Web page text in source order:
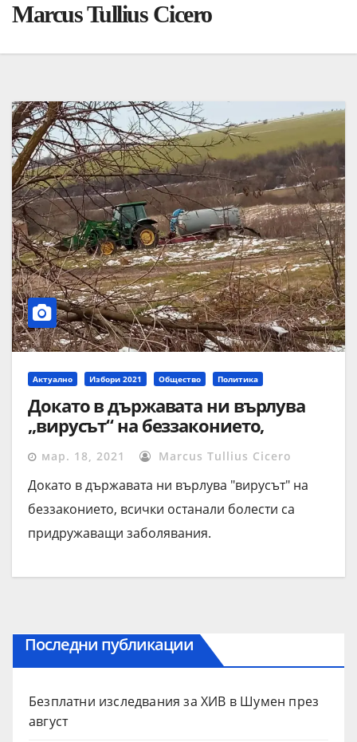
Marcus Tullius Cicero
Актуално Избори 2021 Общество Политика
Докато в държавата ни върлува
„вирусът“ на беззаконието,
всички останали болести са
придружаващи заболявания.
мар. 18, 2021 Marcus Tullius Cicero
Докато в държавата ни върлува "вирусът" на
беззаконието, всички останали болести са
придружаващи заболявания.
Последни публикации
Безплатни изследвания за ХИВ в Шумен през
август